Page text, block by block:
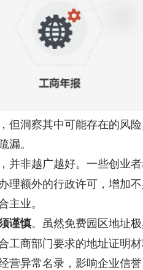
但洞察其中可能存在的风
漏。
，并非越广越好。一些创业
理额外的行政许可，增加
主业。
谨慎​。虽然免费园区地址
工商部门要求的地址证明
营异常名录，影响企业信誉